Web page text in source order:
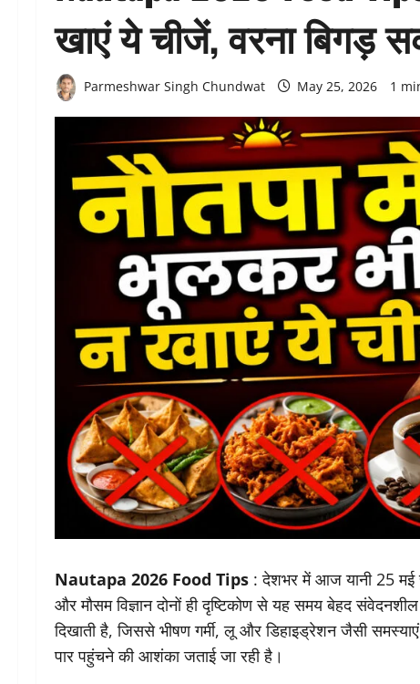
खाएं ये चीजें, वरना बिगड़
Parmeshwar Singh Chundwat May 25, 2026 1
Nautapa 2026 Food Tips : देशभर में आज यानी 25 मई
और मौसम विज्ञान दोनों ही दृष्टिकोण से यह समय बेहद
दिखाती है, जिससे भीषण गर्मी, लू और डिहाइड्रेशन जैसी
पार पहुंचने की आशंका जताई जा रही है।